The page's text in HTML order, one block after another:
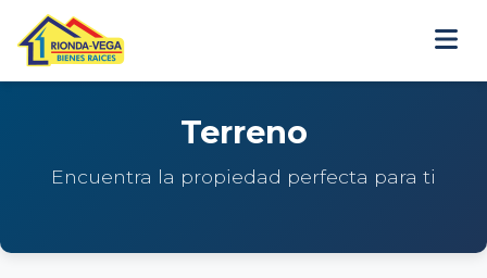
Terreno
Encuentra la propiedad perfecta para ti